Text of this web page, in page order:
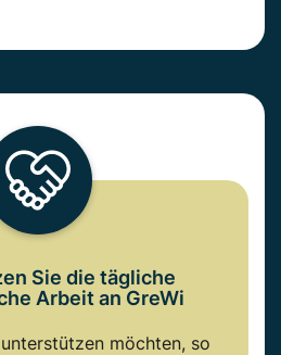
Sie die tägliche
Arbeit an GreWi
möchten, so